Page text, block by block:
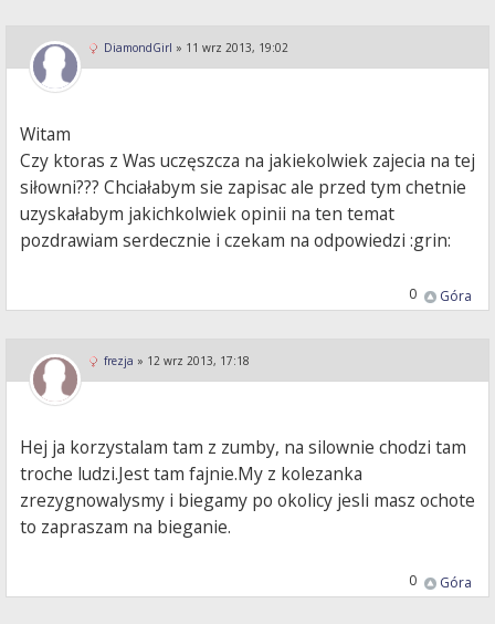
DiamondGirl » 11 wrz 2013, 19:02
Witam
Czy ktoras z Was uczęszcza na jakiekolwiek zajecia na tej
siłowni??? Chciałabym sie zapisac ale przed tym chetnie
uzyskałabym jakichkolwiek opinii na ten temat
pozdrawiam serdecznie i czekam na odpowiedzi :grin:
Góra
0
frezja » 12 wrz 2013, 17:18
Hej ja korzystalam tam z zumby, na silownie chodzi tam
troche ludzi.Jest tam fajnie.My z kolezanka
zrezygnowalysmy i biegamy po okolicy jesli masz ochote
to zapraszam na bieganie.
Góra
0